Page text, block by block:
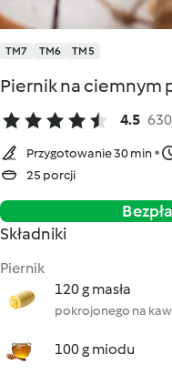
TM7 TM6 TM5
Piernik na ciemnym
4.5
Przygotowanie 30 min
25 porcji
Składniki
Piernik
120 g masła
pokrojonego na
100 g miodu